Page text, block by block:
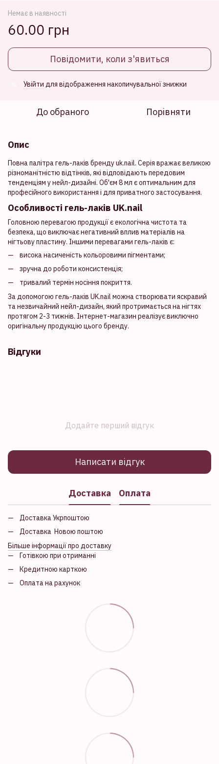
Немає в наявності
60.00 грн
Повідомити, коли з'явиться
Увійти для відображення накопичувальної знижки
До обраного Порівняти
Опис
Повна палітра гель-лаків бренду uk.nail. Серія вражає великою
різноманітністю відтінків, які відповідають передовим
тенденціям у нейл-дизайні. Об'єм 8 мл є оптимальним для
професійного використання і для приватного застосування.
Особливості гель-лаків UK.nail
Головною перевагою продукції є екологічна чистота та
безпека, що виключає негативний вплив матеріалів на
нігтьову пластину. Іншими перевагами гель-лаків є:
висока насиченість кольоровими пігментами;
зручна до роботи консистенція;
тривалий термін носіння покриття.
За допомогою гель-лаків UK.nail можна створювати яскравий
та незвичайний нейл-дизайн, який протримається на нігтях
протягом 2-3 тижнів. Інтернет-магазин реалізує виключно
оригінальну продукцію цього бренду.
Відгуки
Додайте перший відгук
Написати відгук
Доставка Оплата
Доставка Укрпоштою
Доставка Новою поштою
Більше інформації про доставку
Готівкою при отриманні
Кредитною карткою
Оплата на рахунок